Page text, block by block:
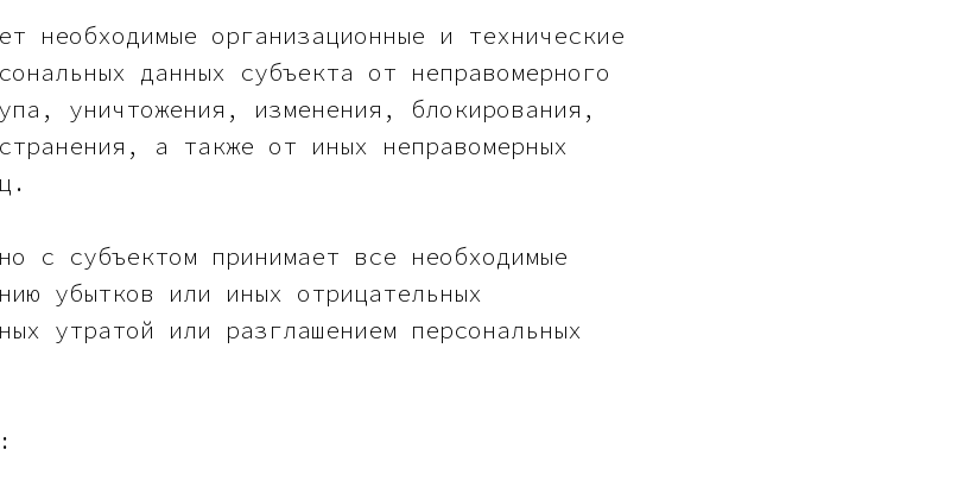
необходимые организационные и технические
данных субъекта от неправомерного
уничтожения, изменения, блокирования,
а также от иных неправомерных
с субъектом принимает все необходимые
убытков или иных отрицательных
утратой или разглашением персональных